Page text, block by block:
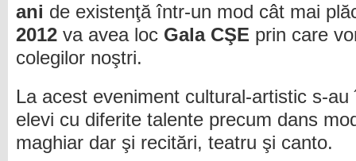
ani de existenţă într-un mod cât mai
2012 va avea loc Gala CŞE prin care
colegilor noştri.
La acest eveniment cultural-artistic s-
elevi cu diferite talente precum dans
maghiar dar şi recitări, teatru şi canto.